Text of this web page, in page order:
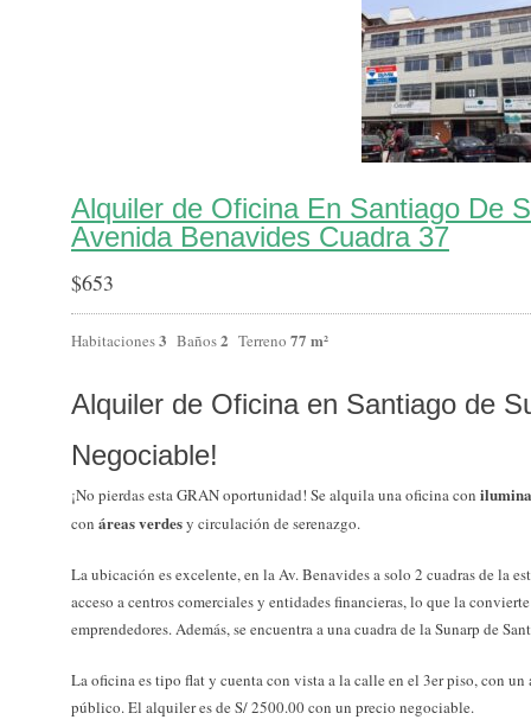
Alquiler de Oficina En Santiago De
Avenida Benavides Cuadra 37
$653
Habitaciones3 Baños2 Terreno 77 m²
Alquiler de Oficina en Santiago de
Negociable!
¡No pierdas esta GRAN oportunidad! Se alquila una oficina con
con áreas verdesy circulación de serenazgo.
La ubicación es excelente, en la Av. Benavides a solo 2 cuadras de la
acceso a centros comerciales y entidades financieras, lo que la
emprendedores. Además, se encuentra a una cuadra de la Sunarp de
La oficina es tipo flat y cuenta con vista a la calle en el 3er piso, con un
público. El alquiler es de S/ 2500.00 con un precio negociable.